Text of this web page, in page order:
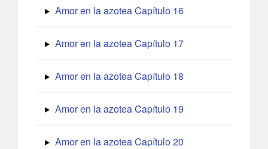
Amor en la azotea Capítulo 16
Amor en la azotea Capítulo 17
Amor en la azotea Capítulo 18
Amor en la azotea Capítulo 19
Amor en la azotea Capítulo 20